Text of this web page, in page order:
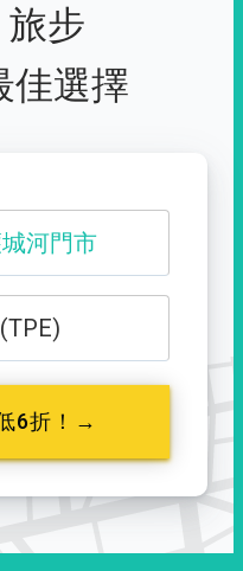
步
佳選擇
6折！→